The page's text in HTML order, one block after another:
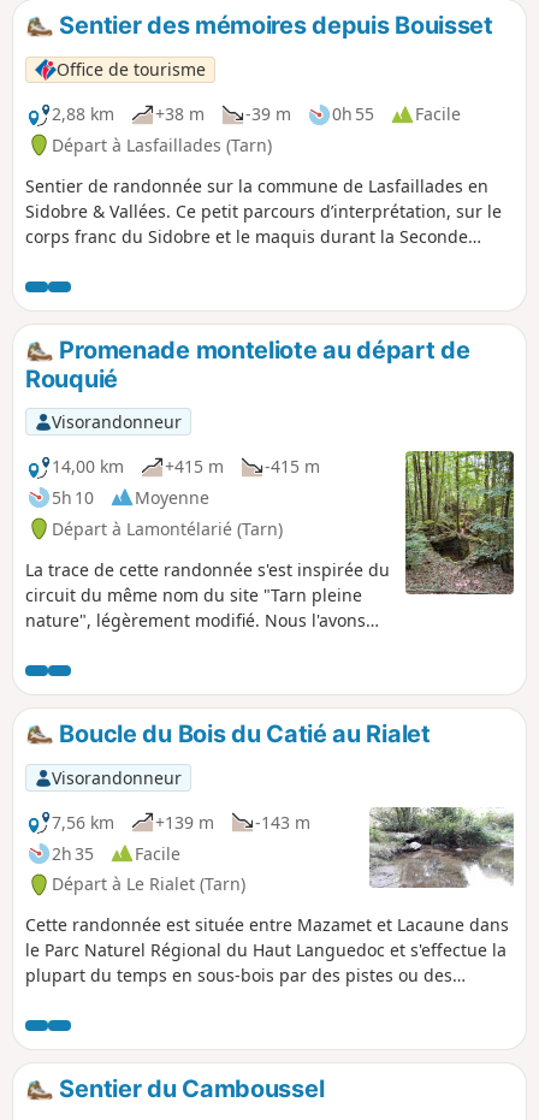
murs en pierres sèches, circule dans un
paysage d'anciennes terrasses
maintenant boisées, avec quelques
points de vue sur la vallée
Sentier des mémoires depuis Bouisset
Office de tourisme
2,88 km
+38 m -39 m 0h 55
Facile
Départ à Lasfaillades (Tarn)
Sentier de randonnée sur la commune de Lasfaillades en
Sidobre & Vallées. Ce petit parcours d’interprétation, sur le
corps franc du Sidobre et le maquis durant la Seconde
du chemin de St-Jacques de Compostelle. Avant de partir,
nous vous conseillons un petit détour par la charcuterie
Lannet pour déguster quelques spécialités du Pays !(À
l’entrée du village direction Mazamet).Aire de pique-nique
dans le hameau à côté de la Mairie ou à côté du petit lac
aménagé à la fin du sentier.
Promenade monteliote au départ de
Rouquié
Visorandonneur
14,00 km
+415 m
-415 m
5h 10
Moyenne
Départ à Lamontélarié (Tarn)
La trace de cette randonnée s'est inspirée du
circuit du même nom du site "Tarn pleine
nature", légèrement modifié. Nous l'avons
rives du Lac de La Raviège à travers des
sous-bois ombragés magnifiques.
Boucle du Bois du Catié au Rialet
Visorandonneur
7,56 km
+139 m
-143 m
2h 35
Facile
Départ à Le Rialet (Tarn)
Cette randonnée est située entre Mazamet et Lacaune dans
le Parc Naturel Régional du Haut Languedoc et s'effectue la
plupart du temps en sous-bois par des pistes ou des
Sentier du Camboussel